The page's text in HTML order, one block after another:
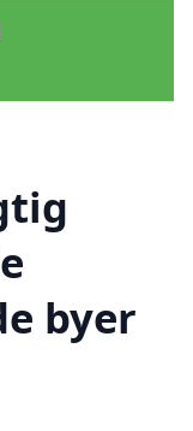
byer